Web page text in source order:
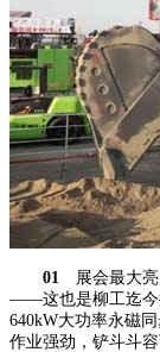
01
展会最大亮
——这也是柳工迄今
640kW大功率永磁
作业强劲，铲斗斗